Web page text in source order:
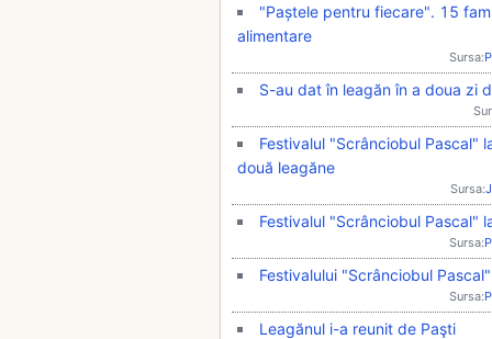
"Paștele pentru fiecare". 15
alimentare
Sursa:
S-au dat în leagăn în a doua zi
Festivalul "Scrânciobul Pascal"
două leagăne
Sursa:
Festivalul "Scrânciobul Pascal"
Sursa:
Festivalului "Scrânciobul
Sursa:
Leagănul i-a reunit de Paşti